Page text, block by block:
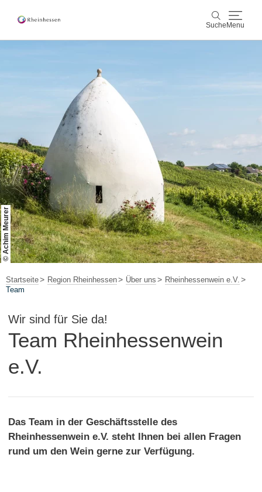
Suche Menu
Wein & Genuss
Aktiv & Natur
Kultur & Städte
Veranstaltungen
Buchung & Service
ShopRheinhessen-Blog Karte
© Achim Meurer
Startseite Region Rheinhessen Über uns
Rheinhessenwein e.V.
Team
Wir sind für Sie da!
Team Rheinhessenwein
e.V.
Das Team in der Geschäftsstelle des
Rheinhessenwein e.V. steht Ihnen bei allen Fragen
rund um den Wein gerne zur Verfügung.